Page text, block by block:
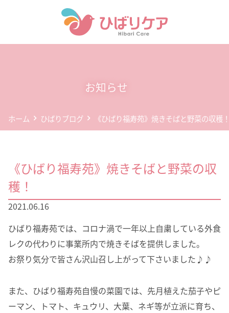
デイサービス(通所介護)
企業情報
個人情報保護方針
お知らせ
ホーム ひばりブログ 《ひばり福寿苑》焼きそばと野菜の収穫
《ひばり福寿苑》焼きそばと野菜の収
穫！
2021.06.16
ひばり福寿苑では、コロナ渦で一年以上自粛している外食
レクの代わりに事業所内で焼きそばを提供しました。
お祭り気分で皆さん沢山召し上がって下さいました♪♪
また、ひばり福寿苑自慢の菜園では、先月植えた茄子やピ
ーマン、トマト、キュウリ、大葉、ネギ等が立派に育ち、